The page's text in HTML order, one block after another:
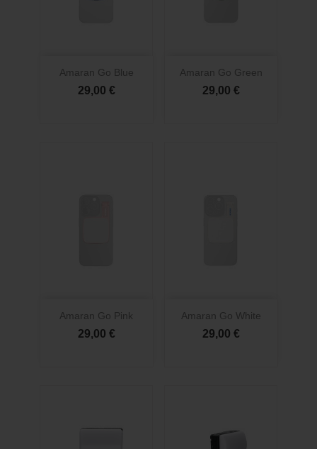
Amaran Go Blue
29,00 €
Amaran Go Green
29,00 €
Amaran Go Pink
29,00 €
Amaran Go White
29,00 €